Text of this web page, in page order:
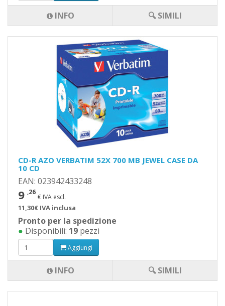
INFO 🔍 SIMILI
CD-R AZO VERBATIM 52X 700 MB JEWEL CASE DA
10 CD
EAN: 023942433248
9 ,26
€ IVA escl.
11,30€ IVA inclusa
Pronto per la spedizione
● Disponibili: 19 pezzi
Aggiungi
INFO 🔍 SIMILI